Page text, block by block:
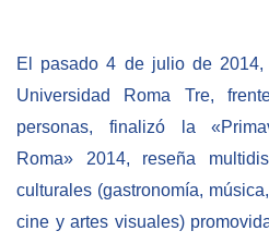
Becas
Alta Formación
Para las empresas
Registro de proveedores
Contratos/Acuerdos/
El pasado 4 de julio de
Universidad Roma Tre,
personas, finalizó la
Roma» 2014, reseña
culturales (gastronomía,
cine y artes visuales)